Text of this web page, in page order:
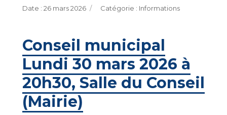
Publié
26 mars 2026 Catégories
Informations
Conseil municipal
Lundi 30 mars 2026 à
20h30, Salle du Conseil
(Mairie)